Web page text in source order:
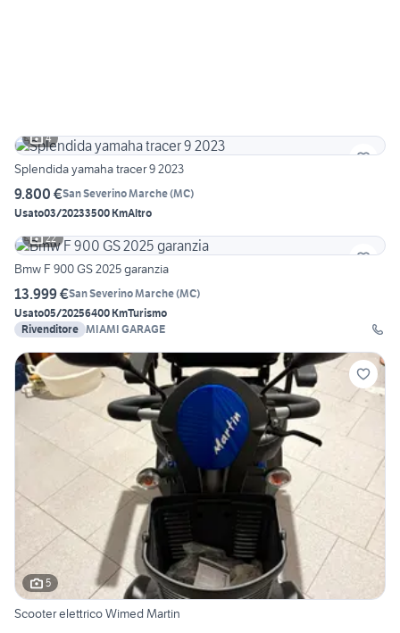
4
Splendida yamaha tracer 9 2023
9.800 €San Severino Marche(MC)
Usato03/20233500 KmAltro
22
Bmw F 900 GS 2025 garanzia
13.999 €San Severino Marche(MC)
Usato05/20256400 KmTurismo
Rivenditore MIAMI GARAGE
5
Scooter elettrico Wimed Martin